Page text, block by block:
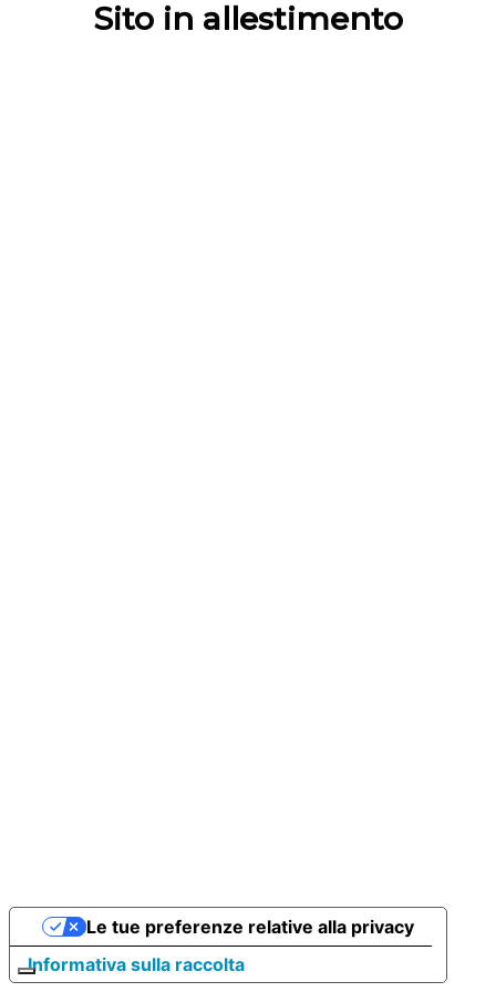
Sito in allestimento
Informativa sulla raccolta
Le tue preferenze relative alla privacy